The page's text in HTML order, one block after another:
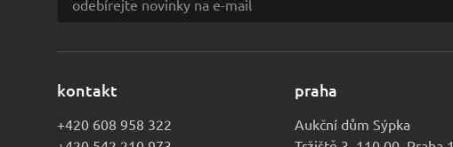
kontakt
+420 608 958 322
praha
Aukční dům Sýpka